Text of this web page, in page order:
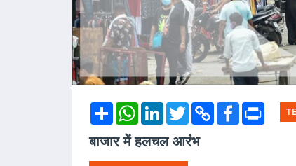
ShareWhatsApp
LinkedIn
TwitterCopy
Link
Facebook
Print
बाजार में हलचल आरंभ